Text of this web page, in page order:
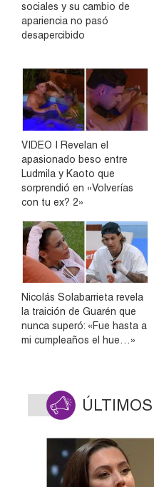
sociales y su cambio de
apariencia no pasó
desapercibido
VIDEO | Revelan el
apasionado beso entre
Ludmila y Kaoto que
sorprendió en «Volverías
con tu ex? 2»
Nicolás Solabarrieta revela
la traición de Guarén que
nunca superó: «Fue hasta a
mi cumpleaños el hue…»
ÚLTIMOS